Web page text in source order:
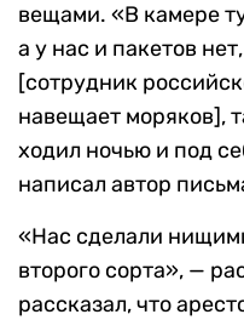
вещами. «В камере
а у нас и пакетов
[сотрудник
навещает моряков],
ходил ночью и под
написал автор
«Нас сделали
второго сорта», —
рассказал, что